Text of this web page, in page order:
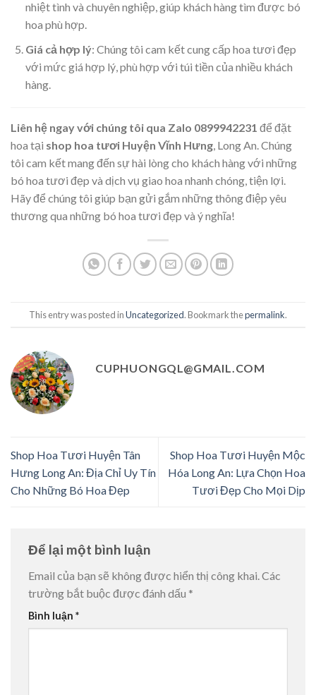
nhiệt tình và chuyên nghiệp, giúp khách hàng tìm được bó
hoa phù hợp.
Giá cả hợp lý: Chúng tôi cam kết cung cấp hoa tươi đẹp
với mức giá hợp lý, phù hợp với túi tiền của nhiều khách
hàng.
Liên hệ ngay với chúng tôi qua Zalo 0899942231 để đặt
hoa tại shop hoa tươi Huyện Vĩnh Hưng, Long An. Chúng
tôi cam kết mang đến sự hài lòng cho khách hàng với những
bó hoa tươi đẹp và dịch vụ giao hoa nhanh chóng, tiện lợi.
Hãy để chúng tôi giúp bạn gửi gắm những thông điệp yêu
thương qua những bó hoa tươi đẹp và ý nghĩa!
This entry was posted inUncategorized. Bookmark thepermalink.
CUPHUONGQL@GMAIL.COM
Shop Hoa Tươi Huyện Tân
Hưng Long An: Địa Chỉ Uy Tín
Cho Những Bó Hoa Đẹp
Shop Hoa Tươi Huyện Mộc
Hóa Long An: Lựa Chọn Hoa
Tươi Đẹp Cho Mọi Dịp
Để lại một bình luận
Email của bạn sẽ không được hiển thị công khai.Các
trường bắt buộc được đánh dấu *
Bình luận *